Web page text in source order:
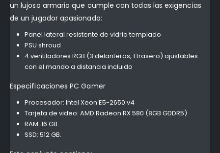
un lujoso armario que cumple con todas las exigencias
de un jugador apasionado:
Panel lateral resistente de vidrio templado
PSU shroud
4 ventiladores RGB (3 delanteros, 1 trasero) ajustables
con el mando a distancia incluido
Especificaciones PC Gamer
Procesador: Intel Xeon E5-2650 v4
Tarjeta de video: AMD Radeon RX 580 (8GB GDDR5)
RAM: 16 GB.
SSD: 512 GB.